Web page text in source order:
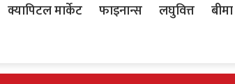
क्यापिटल मार्केट फाइनान्स लघुवित्त बीमा